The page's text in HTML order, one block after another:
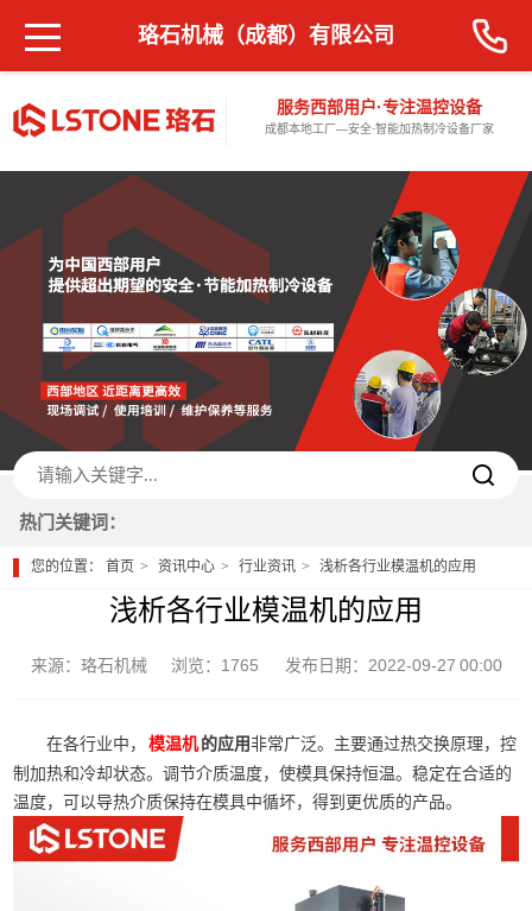
服务西部用户·专注温控设备
成都本地工厂—安全·智能加热制冷设备厂家
珞石机械（成都）有限公司
热门关键词：
您的位置：首页 资讯中心 行业资讯 浅析各行业模温机的应用
浅析各行业模温机的应用
来源：珞石机械 浏览：1765 发布日期：2022-09-27 00:00
在各行业中， 模温机的应用非常广泛。主要通过热交换原理，控
制加热和冷却状态。调节介质温度，使模具保持恒温。稳定在合适的
温度，可以导热介质保持在模具中循坏，得到更优质的产品。